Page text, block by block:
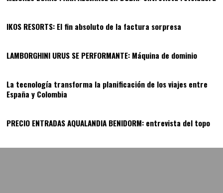
IKOS RESORTS: El fin absoluto de la factura sorpresa
LAMBORGHINI URUS SE PERFORMANTE: Máquina de dominio13
La tecnología transforma la planificación de los viajes entre
España y Colombia
PRECIO ENTRADAS AQUALANDIA BENIDORM: entrevista del topo